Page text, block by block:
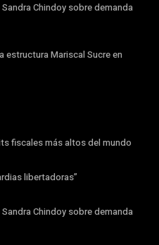
Chindoy sobre demanda
estructura Mariscal Sucre en
fiscales más altos del mundo
libertadoras”
Chindoy sobre demanda